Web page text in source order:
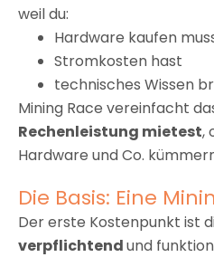
weil du:
Hardware kaufen
Stromkosten hast
technisches Wissen
Mining Race vereinfacht
Rechenleistung mietest,
Hardware und Co.
Die Basis: Eine
Der erste Kostenpunkt ist
verpflichtendund